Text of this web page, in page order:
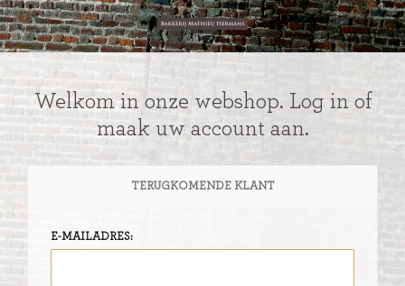
Welkom in onze webshop. Log in of
maak uw account aan.
TERUGKOMENDE KLANT
E-MAILADRES: